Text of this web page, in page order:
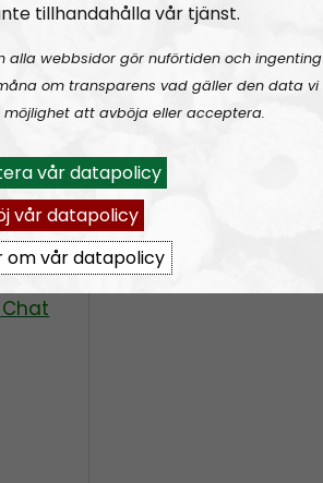
tillhandahålla vår tjänst.
alla webbsidor gör nuförtiden och ingenting
om transparens vad gäller den data vi
att avböja eller acceptera.
vår datapolicy
vår datapolicy
om vår datapolicy